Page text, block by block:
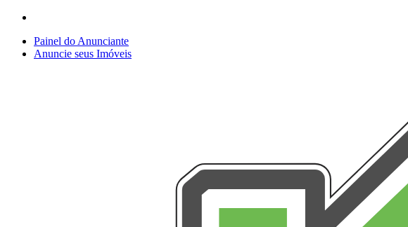
Painel do Anunciante
Anuncie seus Imóveis